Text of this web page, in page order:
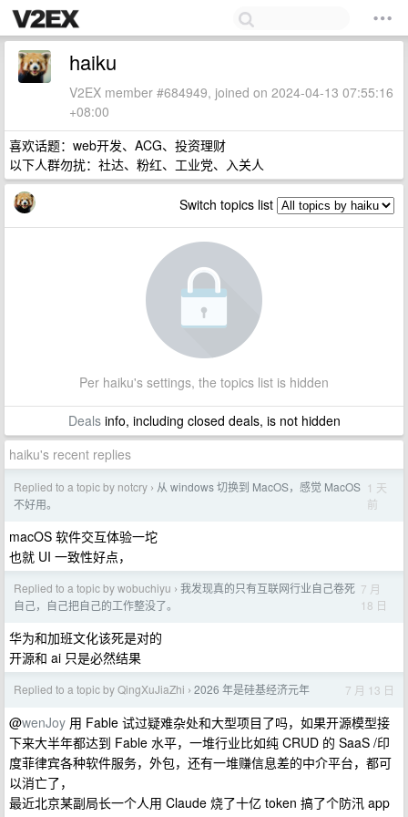
haiku
V2EX member #684949, joined on 2024-04-13 07:55:16
+08:00
喜欢话题：web开发、ACG、投资理财
以下人群勿扰：社达、粉红、工业党、入关人
Switch topics list
Per haiku's settings, the topics list is hidden
Dealsinfo, including closed deals, is not hidden
haiku's recent replies
Replied to a topic by notcry › 从 windows 切换到 MacOS，感觉 MacOS
不好用。
1 天
前
macOS 软件交互体验一坨
也就 UI 一致性好点，
Replied to a topic by wobuchiyu › 我发现真的只有互联网行业自己卷死
自己，自己把自己的工作整没了。
7 月
18 日
华为和加班文化该死是对的
开源和 ai 只是必然结果
Replied to a topic by QingXuJiaZhi › 2026 年是硅基经济元年 7 月 13 日
@wenJoy 用 Fable 试过疑难杂处和大型项目了吗，如果开源模型接
下来大半年都达到 Fable 水平，一堆行业比如纯 CRUD 的 SaaS /印
度菲律宾各种软件服务，外包，还有一堆赚信息差的中介平台，都可
以消亡了，
最近北京某副局长一个人用 Claude 烧了十亿 token 搞了个防汛 app